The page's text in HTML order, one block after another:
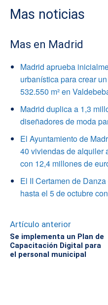
Mas noticias
Mas en Madrid
Madrid aprueba
urbanística para crear
532.550 m² en
Madrid duplica a 1,3
diseñadores de moda
El Ayuntamiento de
40 viviendas de alquiler
con 12,4 millones de
El II Certamen de
hasta el 5 de octubre
Artículo anterior
Se implementa un Plan de
Capacitación Digital para
el personal municipal